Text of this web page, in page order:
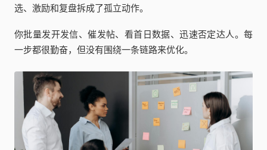
选、激励和复盘拆成了孤立动作。
你批量发开发信、催发帖、看首日数据、迅速否定达人。每
一步都很勤奋，但没有围绕一条链路来优化。